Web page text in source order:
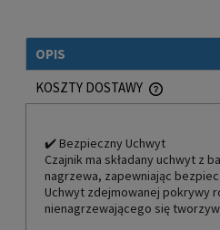
OPIS
KOSZTY DOSTAWY
CENA NIE ZAWIERA
✔️ Bezpieczny Uchwyt
Czajnik ma składany uchwyt z
nagrzewa, zapewniając
Uchwyt zdejmowanej pokrywy
nienagrzewającego się